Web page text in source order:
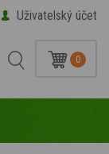
Uživatelský účet
0